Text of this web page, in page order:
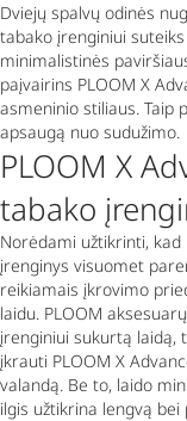
Dviejų spalvų odinės
tabako įrenginiui
minimalistinės
paįvairins PLOOM X
asmeninio stiliaus. Taip
apsaugą nuo sudužimo.
PLOOM X
tabako
Norėdami užtikrinti, kad
įrenginys visuomet
reikiamais įkrovimo
laidu. PLOOM
įrenginiui sukurtą laidą,
įkrauti PLOOM X
valandą. Be to, laido
ilgis užtikrina lengvą